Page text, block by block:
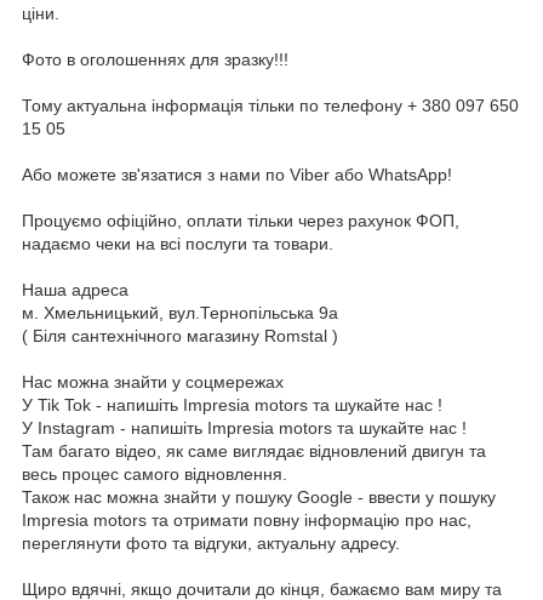
ціни.
Фото в оголошеннях для зразку!!!
Тому актуальна інформація тільки по телефону + 380 097 650
15 05
Або можете зв'язатися з нами по Viber або WhatsApp!
Процуємо офіційно, оплати тільки через рахунок ФОП,
надаємо чеки на всі послуги та товари.
Наша адреса
м. Хмельницький, вул.Тернопільська 9а
( Біля сантехнічного магазину Romstal )
Нас можна знайти у соцмережах
У Tik Tok - напишіть Impresia motors та шукайте нас !
У Instagram - напишіть Impresia motors та шукайте нас !
Там багато відео, як саме виглядає відновлений двигун та
весь процес самого відновлення.
Також нас можна знайти у пошуку Google - ввести у пошуку
Impresia motors та отримати повну інформацію про нас,
переглянути фото та відгуки, актуальну адресу.
Щиро вдячні, якщо дочитали до кінця, бажаємо вам миру та